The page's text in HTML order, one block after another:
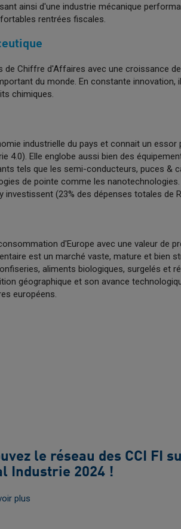
ainsi d'une industrie mécanique
rentrées fiscales.
Chiffre d'Affaires avec une croissance de
du monde. En constante innovation,
chimiques.
industrielle du pays et connait un essor
4.0). Elle englobe aussi bien des
tels que les semi-conducteurs, puces &
de pointe comme les
(23% des dépenses totales de
d'Europe avec une valeur de
est un marché vaste, mature et bien
aliments biologiques, surgelés et
géographique et son avance
européens.
le réseau des CCI FI
Industrie 2024 !
plus